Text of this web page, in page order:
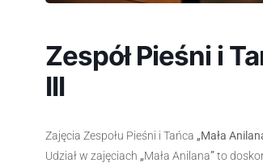
Zespół Pieśni i
III
Zajęcia Zespołu Pieśni i Tańca „Mała
Udział w zajęciach „Mała Anilana”to